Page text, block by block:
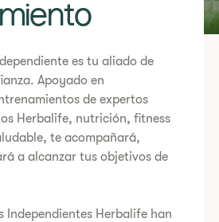
es tu aliado de
Apoyado en
de expertos
Herbalife, nutrición, fitness
te acompañará,
a alcanzar tus objetivos de
Independientes Herbalife han